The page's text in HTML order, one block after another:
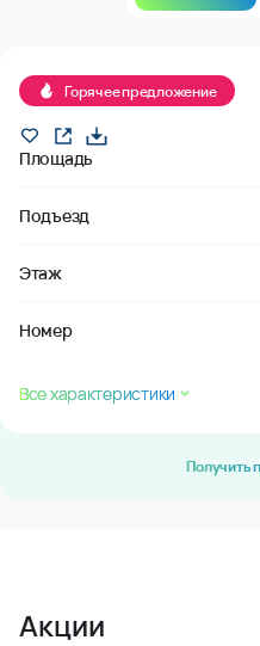
Горячее предложение
Площадь
Подъезд
Этаж
Номер
Все характеристики
Получить
Акции